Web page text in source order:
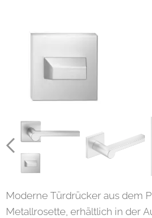
Moderne Türdrücker aus dem
Metallrosette, erhältlich in der